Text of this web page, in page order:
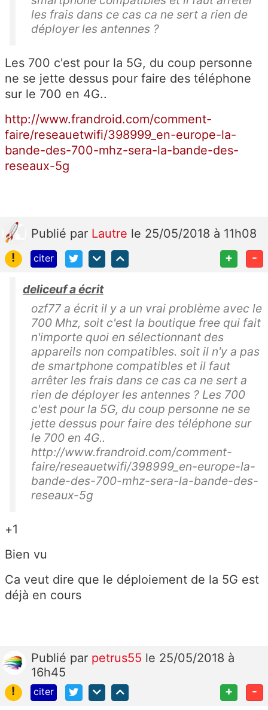
les frais dans ce cas ca ne sert a rien de
déployer les antennes ?
Les 700 c'est pour la 5G, du coup personne
ne se jette dessus pour faire des téléphone
sur le 700 en 4G..
http://www.frandroid.com/comment-
faire/reseauetwifi/398999_en-europe-la-
bande-des-700-mhz-sera-la-bande-des-
reseaux-5g
Publié par Lautre le 25/05/2018 à 11h08
!
citer + -
deliceuf a écrit
ozf77 a écrit il y a un vrai problème avec le
700 Mhz, soit c'est la boutique free qui fait
n'importe quoi en sélectionnant des
appareils non compatibles. soit il n'y a pas
de smartphone compatibles et il faut
arrêter les frais dans ce cas ca ne sert a
rien de déployer les antennes ? Les 700
c'est pour la 5G, du coup personne ne se
jette dessus pour faire des téléphone sur
le 700 en 4G..
http://www.frandroid.com/comment-
faire/reseauetwifi/398999_en-europe-la-
bande-des-700-mhz-sera-la-bande-des-
reseaux-5g
+1
Bien vu
Ca veut dire que le déploiement de la 5G est
déjà en cours
Publié par petrus55 le 25/05/2018 à
16h45
!
citer + -